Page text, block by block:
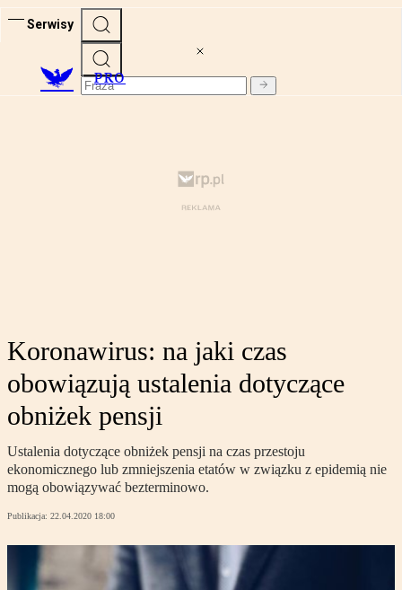
Serwisy
PRO
Koronawirus: na jaki czas
obowiązują ustalenia dotyczące
obniżek pensji
Ustalenia dotyczące obniżek pensji na czas przestoju
ekonomicznego lub zmniejszenia etatów w związku z epidemią nie
mogą obowiązywać bezterminowo.
Publikacja: 22.04.2020 18:00